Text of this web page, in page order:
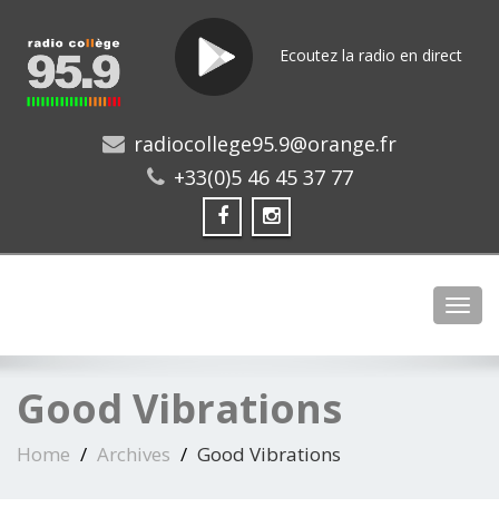
Ecoutez la radio en direct
radiocollege95.9@orange.fr
+33(0)5 46 45 37 77
Good Vibrations
Home Archives Good Vibrations